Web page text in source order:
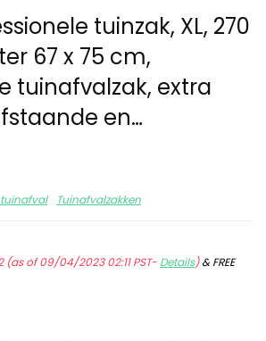
tuinzak, XL, 270
67 x 75 cm,
tuinafvalzak, extra
en…
Tuinafvalzakken
(as of 09/04/2023 02:11 PST- Details)&FREE